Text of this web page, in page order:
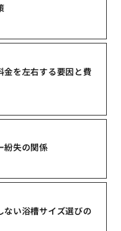
金を左右する要因と費
紛失の関係
ない浴槽サイズ選びの